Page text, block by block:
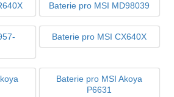
Baterie pro MSI MD98039
Baterie pro MSI CX640X
Baterie pro MSI Akoya
P6631